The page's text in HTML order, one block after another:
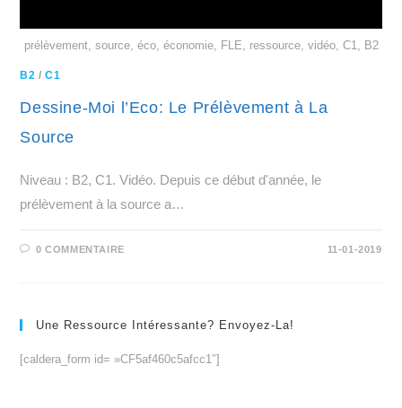
prélèvement, source, éco, économie, FLE, ressource, vidéo, C1, B2
B2 /C1
Dessine-Moi l’Eco: Le Prélèvement à La
Source
Niveau : B2, C1. Vidéo. Depuis ce début d'année, le
prélèvement à la source a…
0 COMMENTAIRE 11-01-2019
Une Ressource Intéressante? Envoyez-La!
[caldera_form id= »CF5af460c5afcc1″]